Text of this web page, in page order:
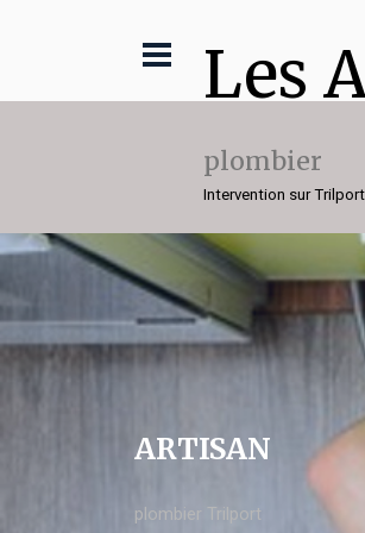
Les
plombier
Intervention sur
ARTISAN
plombier Trilport